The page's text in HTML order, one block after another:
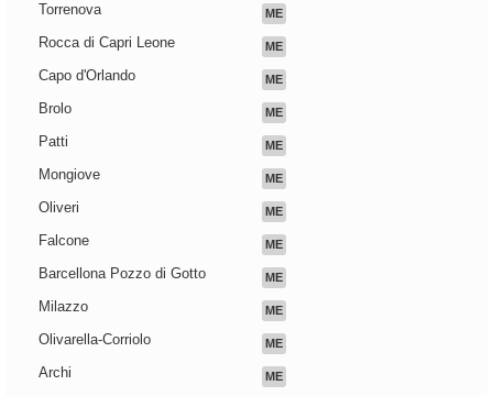
Torrenova ME
Rocca di Capri Leone ME
Capo d'Orlando ME
Brolo ME
Patti ME
Mongiove ME
Oliveri ME
Falcone ME
Barcellona Pozzo di Gotto ME
Milazzo ME
Olivarella-Corriolo ME
Archi ME